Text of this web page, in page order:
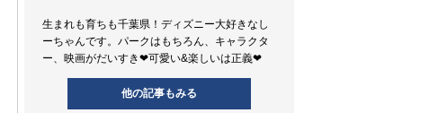
生まれも育ちも千葉県！ディズニー大好きなし
ーちゃんです。パークはもちろん、キャラクタ
ー、映画がだいすき❤︎可愛い&楽しいは正義❤︎
他の記事もみる